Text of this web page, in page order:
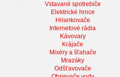
Vstavané spotrebiče
Elektrické hrnce
Hriankovače
Internetové rádia
Kávovary
Krájače
Mixéry a šľahače
Mrazáky
Odšťavovače